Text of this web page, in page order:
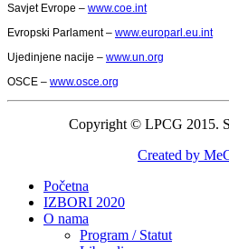
Savjet Evrope – www.coe.int
Evropski Parlament – www.europarl.eu.int
Ujedinjene nacije – www.un.org
OSCE – www.osce.org
Copyright © LPCG 2015.
Created by
Početna
IZBORI 2020
O nama
Program / Statut